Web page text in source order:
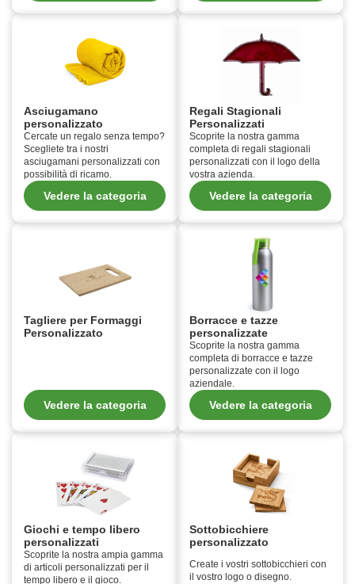
Asciugamano
personalizzato
Cercate un regalo senza tempo?
Scegliete tra i nostri
asciugamani personalizzati con
possibilità di ricamo.
Vedere la categoria
Regali Stagionali
Personalizzati
Scoprite la nostra gamma
completa di regali stagionali
personalizzati con il logo della
vostra azienda.
Vedere la categoria
Tagliere per Formaggi
Personalizzato
Vedere la categoria
Borracce e tazze
personalizzate
Scoprite la nostra gamma
completa di borracce e tazze
personalizzate con il logo
aziendale.
Vedere la categoria
Giochi e tempo libero
personalizzati
Scoprite la nostra ampia gamma
di articoli personalizzati per il
tempo libero e il gioco.
Sottobicchiere
personalizzato
Create i vostri sottobicchieri con
il vostro logo o disegno.